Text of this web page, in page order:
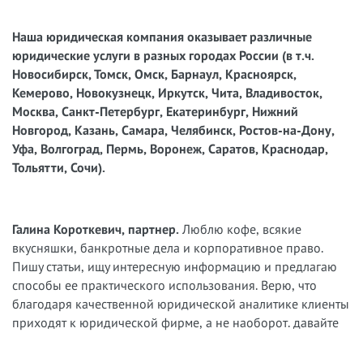
Наша юридическая компания оказывает различные
юридические услуги в разных городах России (в т.ч.
Новосибирск, Томск, Омск, Барнаул, Красноярск,
Кемерово, Новокузнецк, Иркутск, Чита, Владивосток,
Москва, Санкт-Петербург, Екатеринбург, Нижний
Новгород, Казань, Самара, Челябинск, Ростов-на-Дону,
Уфа, Волгоград, Пермь, Воронеж, Саратов, Краснодар,
Тольятти, Сочи).
Галина Короткевич, партнер. Люблю кофе, всякие
вкусняшки, банкротные дела и корпоративное право.
Пишу статьи, ищу интересную информацию и предлагаю
способы ее практического использования. Верю, что
благодаря качественной юридической аналитике клиенты
приходят к юридической фирме, а не наоборот. давайте